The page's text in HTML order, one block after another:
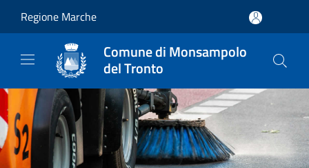
Regione Marche
Comune di Monsampolo
del Tronto